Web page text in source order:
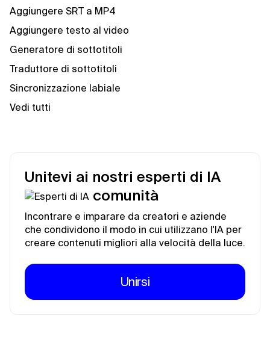
Aggiungere SRT a MP4
Aggiungere testo al video
Generatore di sottotitoli
Traduttore di sottotitoli
Sincronizzazione labiale
Vedi tutti
Unitevi ai nostri esperti di IA
comunità
Incontrare e imparare da creatori e aziende
che condividono il modo in cui utilizzano l'IA per
creare contenuti migliori alla velocità della luce.
Unirsi